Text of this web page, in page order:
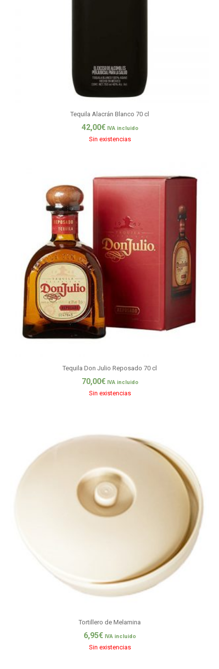
Tequila Alacrán Blanco 70 cl
42,00€ IVA incluido
Sin existencias
Tequila Don Julio Reposado 70 cl
70,00€ IVA incluido
Sin existencias
Tortillero de Melamina
6,95€ IVA incluido
Sin existencias